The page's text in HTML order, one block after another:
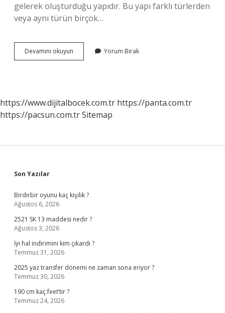
gelerek oluşturduğu yapıdır. Bu yapı farklı türlerden
veya aynı türün birçok…
Devamını okuyun Coğrafyada
Vejetasyon
Yorum Bırak
https://www.dijitalbocek.com.tr https://panta.com.tr
https://pacsun.com.trSitemap
Sidebar
Son Yazılar
Birdirbir oyunu kaç kişilik ?
Ağustos 6, 2026
2521 SK 13 maddesi nedir ?
Ağustos 3, 2026
İyi hal indirimini kim çıkardı ?
Temmuz 31, 2026
2025 yaz transfer dönemi ne zaman sona eriyor ?
Temmuz 30, 2026
190 cm kaç feet’tir ?
Temmuz 24, 2026